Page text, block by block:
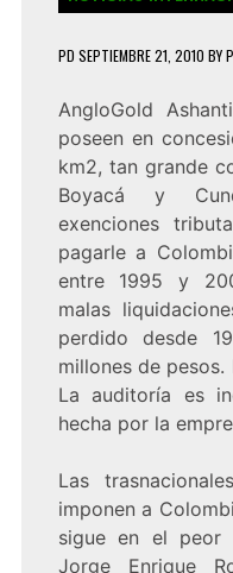
PD SEPTIEMBRE 21, 2010 BY
AngloGold
poseen en
km2, tan grande
Boyacá y
exenciones
pagarle a
entre 1995 y
malas
perdido desde
millones de
La auditoría es
hecha por la
Las
imponen a
sigue en el peor
Jorge Enrique